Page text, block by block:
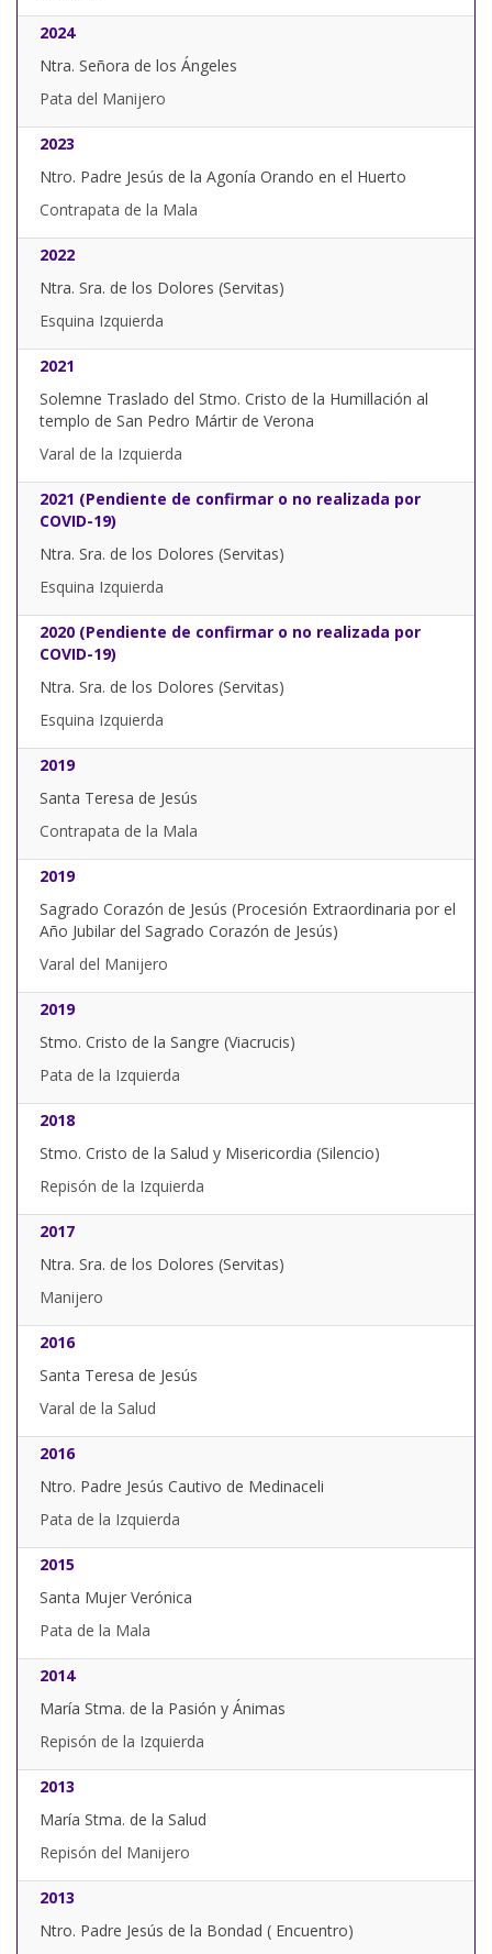
2024
Ntra. Señora de los Ángeles
Pata del Manijero
2023
Ntro. Padre Jesús de la Agonía Orando en el Huerto
Contrapata de la Mala
2022
Ntra. Sra. de los Dolores (Servitas)
Esquina Izquierda
2021
Solemne Traslado del Stmo. Cristo de la Humillación al
templo de San Pedro Mártir de Verona
Varal de la Izquierda
2021 (Pendiente de confirmar o no realizada por
COVID-19)
Ntra. Sra. de los Dolores (Servitas)
Esquina Izquierda
2020 (Pendiente de confirmar o no realizada por
COVID-19)
Ntra. Sra. de los Dolores (Servitas)
Esquina Izquierda
2019
Santa Teresa de Jesús
Contrapata de la Mala
2019
Sagrado Corazón de Jesús (Procesión Extraordinaria por el
Año Jubilar del Sagrado Corazón de Jesús)
Varal del Manijero
2019
Stmo. Cristo de la Sangre (Viacrucis)
Pata de la Izquierda
2018
Stmo. Cristo de la Salud y Misericordia (Silencio)
Repisón de la Izquierda
2017
Ntra. Sra. de los Dolores (Servitas)
Manijero
2016
Santa Teresa de Jesús
Varal de la Salud
2016
Ntro. Padre Jesús Cautivo de Medinaceli
Pata de la Izquierda
2015
Santa Mujer Verónica
Pata de la Mala
2014
María Stma. de la Pasión y Ánimas
Repisón de la Izquierda
2013
María Stma. de la Salud
Repisón del Manijero
2013
Ntro. Padre Jesús de la Bondad ( Encuentro)